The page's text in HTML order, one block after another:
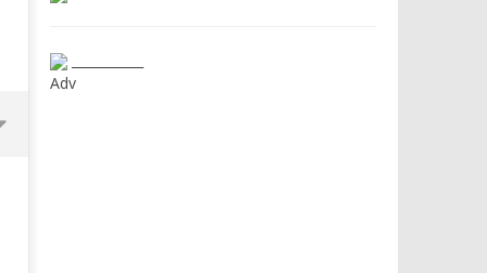
___________
Adv